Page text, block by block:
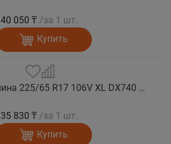
40 050 ₸ /за 1 шт.
Купить
DAVANTI Автошина 225/65 R17 106V XL DX740 лето (Таиланд)
35 830 ₸ /за 1 шт.
Купить